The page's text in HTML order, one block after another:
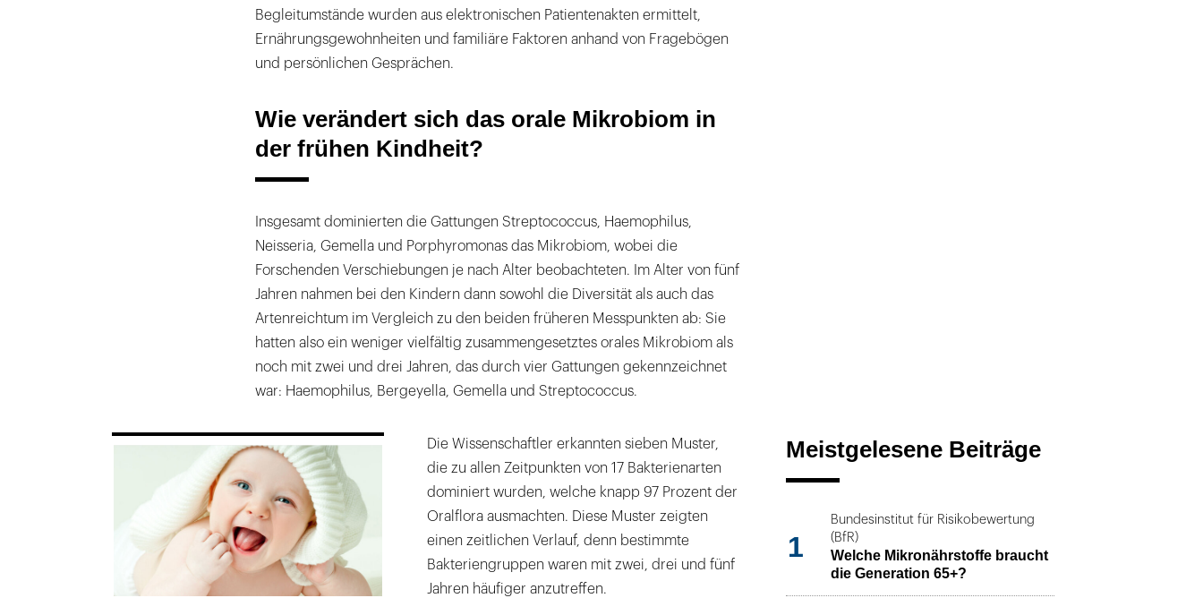
Begleitumstände wurden aus elektronischen Patientenakten ermittelt,
Ernährungsgewohnheiten und familiäre Faktoren anhand von Fragebögen
und persönlichen Gesprächen.
Wie verändert sich das orale Mikrobiom in
der frühen Kindheit?
Insgesamt dominierten die Gattungen Streptococcus, Haemophilus,
Neisseria, Gemella und Porphyromonas das Mikrobiom, wobei die
Forschenden Verschiebungen je nach Alter beobachteten. Im Alter von fünf
Jahren nahmen bei den Kindern dann sowohl die Diversität als auch das
Artenreichtum im Vergleich zu den beiden früheren Messpunkten ab: Sie
hatten also ein weniger vielfältig zusammengesetztes orales Mikrobiom als
noch mit zwei und drei Jahren, das durch vier Gattungen gekennzeichnet
war: Haemophilus, Bergeyella, Gemella und Streptococcus.
Die Wissenschaftler erkannten sieben Muster,
die zu allen Zeitpunkten von 17 Bakterienarten
dominiert wurden, welche knapp 97 Prozent der
Oralflora ausmachten. Diese Muster zeigten
einen zeitlichen Verlauf, denn bestimmte
Bakteriengruppen waren mit zwei, drei und fünf
Jahren häufiger anzutreffen.
Meistgelesene Beiträge
1
Bundesinstitut für Risikobewertung
(BfR)
Welche Mikronährstoffe braucht
die Generation 65+?